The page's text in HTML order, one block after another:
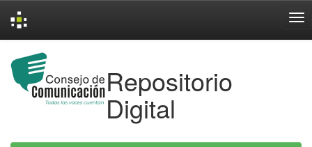
navigation
Repositorio
Digital